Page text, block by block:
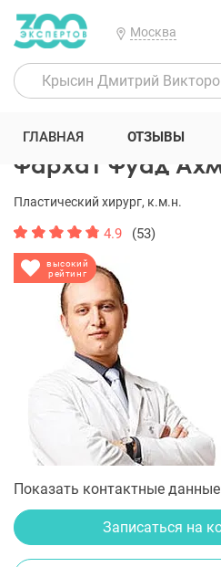
Москва
300 Экспертов Пластические
Фархат Фуад
высокий
рейтинг
Пластический хирург, к.м.н.
4.9 (53)
Показать контактные данные
Записаться на
ГЛАВНАЯ ОТЗЫВЫ